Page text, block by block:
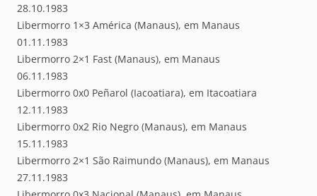
28.10.1983
Libermorro 1×3 América (Manaus), em Manaus
01.11.1983
Libermorro 2×1 Fast (Manaus), em Manaus
06.11.1983
Libermorro 0x0 Peñarol (Iacoatiara), em Itacoatiara
12.11.1983
Libermorro 0x2 Rio Negro (Manaus), em Manaus
15.11.1983
Libermorro 2×1 São Raimundo (Manaus), em Manaus
27.11.1983